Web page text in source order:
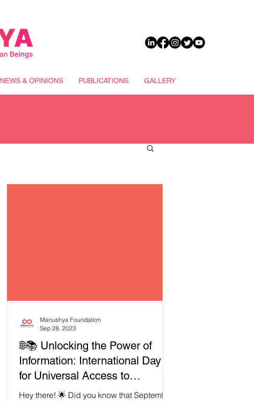
NEWS & OPINIONS PUBLICATIONS GALLERY
🌐📚 Unlocking the Power of
Information: International Day
for Universal Access to
Information 2023!
Hey there! 🌟 Did you know that September
Manushya Foundation
Sep 28, 2023